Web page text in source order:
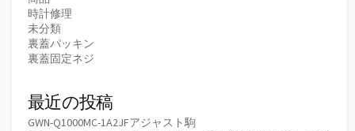
時計修理
未分類
裏蓋パッキン
裏蓋固定ネジ
最近の投稿
GWN-Q1000MC-1A2JFアジャスト駒